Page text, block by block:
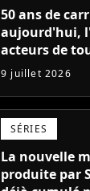
50 ans de
aujourd'hui,
acteurs de
ses 70 ans
9 juillet 2026
SÉRIES
La nouvelle
produite par